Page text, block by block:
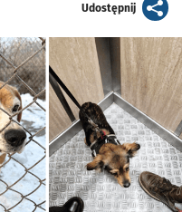
Udostępnijartykuł